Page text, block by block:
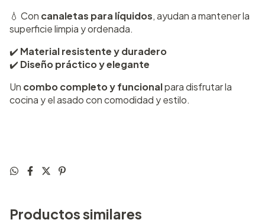
💧 Con canaletas para líquidos, ayudan a mantener la
superficie limpia y ordenada.
✔️ Material resistente y duradero
✔️ Diseño práctico y elegante
Un combo completo y funcionalpara disfrutar la
cocina y el asado con comodidad y estilo.
Productos similares